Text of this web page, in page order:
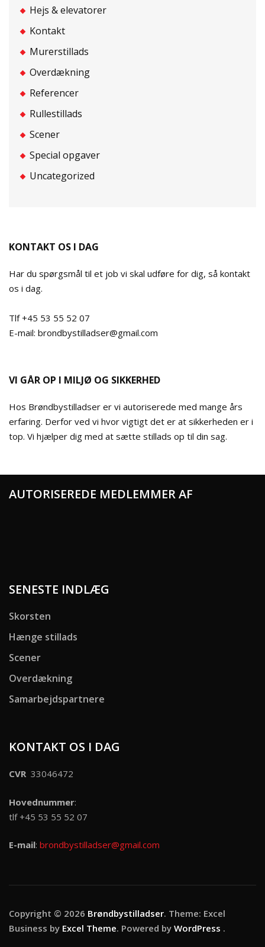
Hejs & elevatorer
Kontakt
Murerstillads
Overdækning
Referencer
Rullestillads
Scener
Special opgaver
Uncategorized
KONTAKT OS I DAG
Har du spørgsmål til et job vi skal udføre for dig, så kontakt
os i dag.
Tlf +45 53 55 52 07
E-mail: brondbystilladser@gmail.com
VI GÅR OP I MILJØ OG SIKKERHED
Hos Brøndbystilladser er vi autoriserede med mange års
erfaring. Derfor ved vi hvor vigtigt det er at sikkerheden er i
top. Vi hjælper dig med at sætte stillads op til din sag.
AUTORISEREDE MEDLEMMER AF
SENESTE INDLÆG
Skorsten
Hænge stillads
Scener
Overdækning
Samarbejdspartnere
KONTAKT OS I DAG
CVR 33046472
Hovednummer:
tlf +45 53 55 52 07
E-mail: brondbystilladser@gmail.com
Copyright © 2026 Brøndbystilladser. Theme: Excel
Business by Excel Theme. Powered by WordPress .